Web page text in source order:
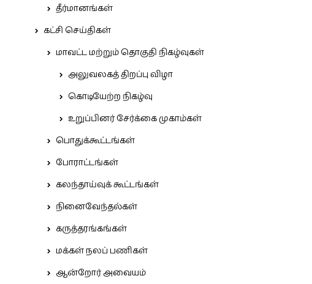
தீர்மானங்கள்
கட்சி செய்திகள்
மாவட்ட மற்றும் தொகுதி நிகழ்வுகள்
அலுவலகத் திறப்பு விழா
கொடியேற்ற நிகழ்வு
உறுப்பினர் சேர்க்கை முகாம்கள்
பொதுக்கூட்டங்கள்
போராட்டங்கள்
கலந்தாய்வுக் கூட்டங்கள்
நினைவேந்தல்கள்
கருத்தரங்கங்கள்
மக்கள் நலப் பணிகள்
ஆன்றோர் அவையம்